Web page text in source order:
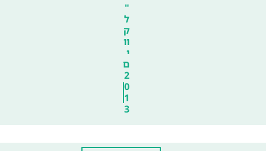
"
ל
ק
וו
י
ם
2
0
1
3